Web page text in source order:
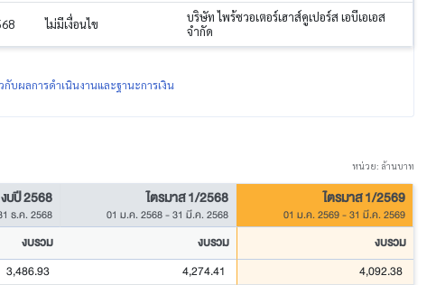
ไม่มีเงื่อนไข
บริษัท ไพร้ซวอเตอร์เฮาส์คูเปอร์ส เอบีเอเอส
จำกัด
บผลการดำเนินงานและฐานะการเงิน
หน่วย: ล้านบาท
งบปี 2568
ธ.ค. 2568
ไตรมาส 1/2568
01 ม.ค. 2568-31 มี.ค. 2568
ไตรมาส 1/2569
01 ม.ค. 2569-31 มี.ค. 2569
งบรวม งบรวม งบรวม
3,486.93 4,274.41 4,092.38